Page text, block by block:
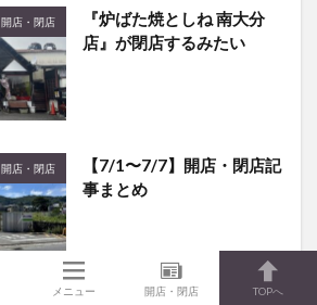
開店・閉店
『炉ばた焼としね 南大分
店』が閉店するみたい
開店・閉店
【7/1〜7/7】開店・閉店記
事まとめ
メニュー 開店・閉店 TOPへ